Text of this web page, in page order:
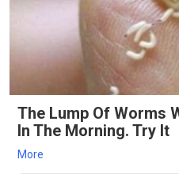
The Lump Of Worms
In The Morning. Try It
More